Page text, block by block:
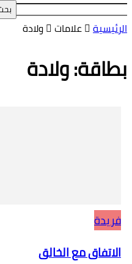
الرئيسية علامات ولادة
بطاقة: ولادة
فريدة
الاتفاق مع الخالق